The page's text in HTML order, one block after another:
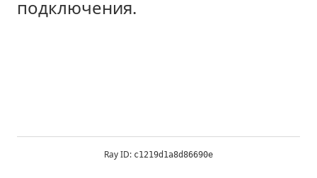
подключения.
Ray ID: c1219d1a8d86690e